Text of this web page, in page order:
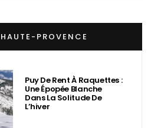
PROVENCE
Puy De Rent À Raquettes :
Une Épopée Blanche
Dans La Solitude De
L’hiver